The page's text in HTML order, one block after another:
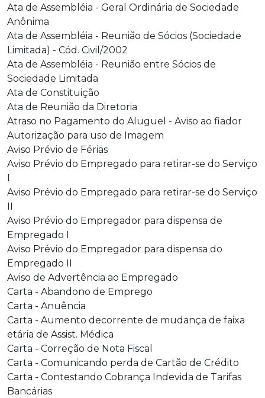
Ata de Assembléia - Geral Ordinária de Sociedade
Anônima
Ata de Assembléia - Reunião de Sócios (Sociedade
Limitada) - Cód. Civil/2002
Ata de Assembléia - Reunião entre Sócios de
Sociedade Limitada
Ata de Constituição
Ata de Reunião da Diretoria
Atraso no Pagamento do Aluguel - Aviso ao fiador
Autorização para uso de Imagem
Aviso Prévio de Férias
Aviso Prévio do Empregado para retirar-se do Serviço
Aviso Prévio do Empregado para retirar-se do Serviço
Aviso Prévio do Empregador para dispensa de
Empregado I
Aviso Prévio do Empregador para dispensa do
Empregado II
Aviso de Advertência ao Empregado
Carta - Abandono de Emprego
Carta - Anuência
Carta - Aumento decorrente de mudança de faixa
etária de Assist. Médica
Carta - Correção de Nota Fiscal
Carta - Comunicando perda de Cartão de Crédito
Carta - Contestando Cobrança Indevida de Tarifas
Bancárias